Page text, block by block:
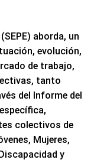
aborda, un
evolución,
de trabajo,
tanto
del Informe del
colectivos de
Mujeres,
y